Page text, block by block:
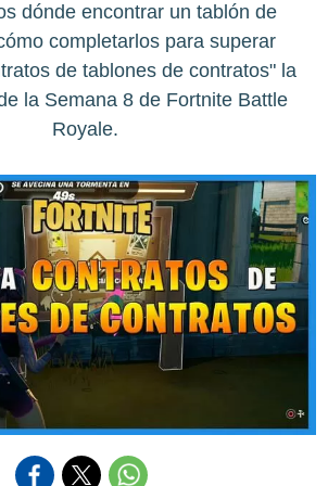
dónde encontrar un tablón de
completarlos para superar
de tablones de contratos" la
la Semana 8 de Fortnite Battle
Royale.